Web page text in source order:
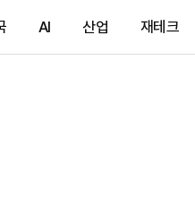
AI 산업 재테크